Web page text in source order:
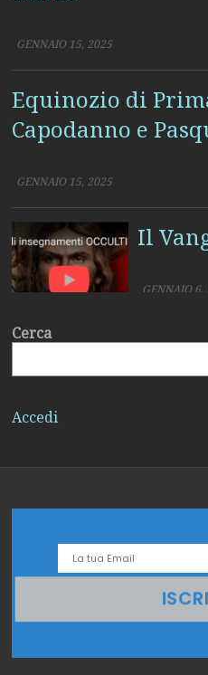
GENNAIO 15, 2025
Equinozio di
Capodanno e
GENNAIO 15, 2025
Il
GENNAIO 6,
di
Il Natale
Cerca
Accedi